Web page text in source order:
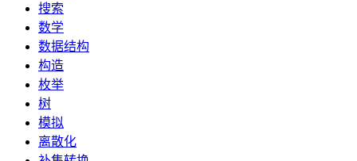
搜索
数学
数据结构
构造
枚举
树
模拟
离散化